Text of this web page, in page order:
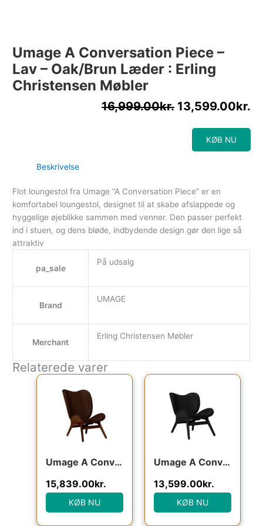
Umage A Conversation Piece –
Lav – Oak/Brun Læder : Erling
Christensen Møbler
16,999.00kr. 13,599.00kr.
KØB NU
Beskrivelse
Flot loungestol fra Umage “A Conversation Piece” er en
komfortabel loungestol, designet til at skabe afslappede og
hyggelige øjeblikke sammen med venner. Den passer perfekt
ind i stuen, og dens bløde, indbydende design gør den lige så
attraktiv
pa_sale
På udsalg
Brand
UMAGE
Merchant
Erling Christensen Møbler
Relaterede varer
Umage A Conversation Piece – Høj – Dark Oak/Brun læder : Erling Christensen Møbler
Den oprindelige pris var: 19,799.00kr..
15,839.00kr.
Den aktuelle pris er:
KØB NU
Umage A Conversation Piece – Lav – Black Oak/Sort læder : Erling Christensen Møbler
Den oprindelige pris
13,599.00kr.
Den
KØB NU